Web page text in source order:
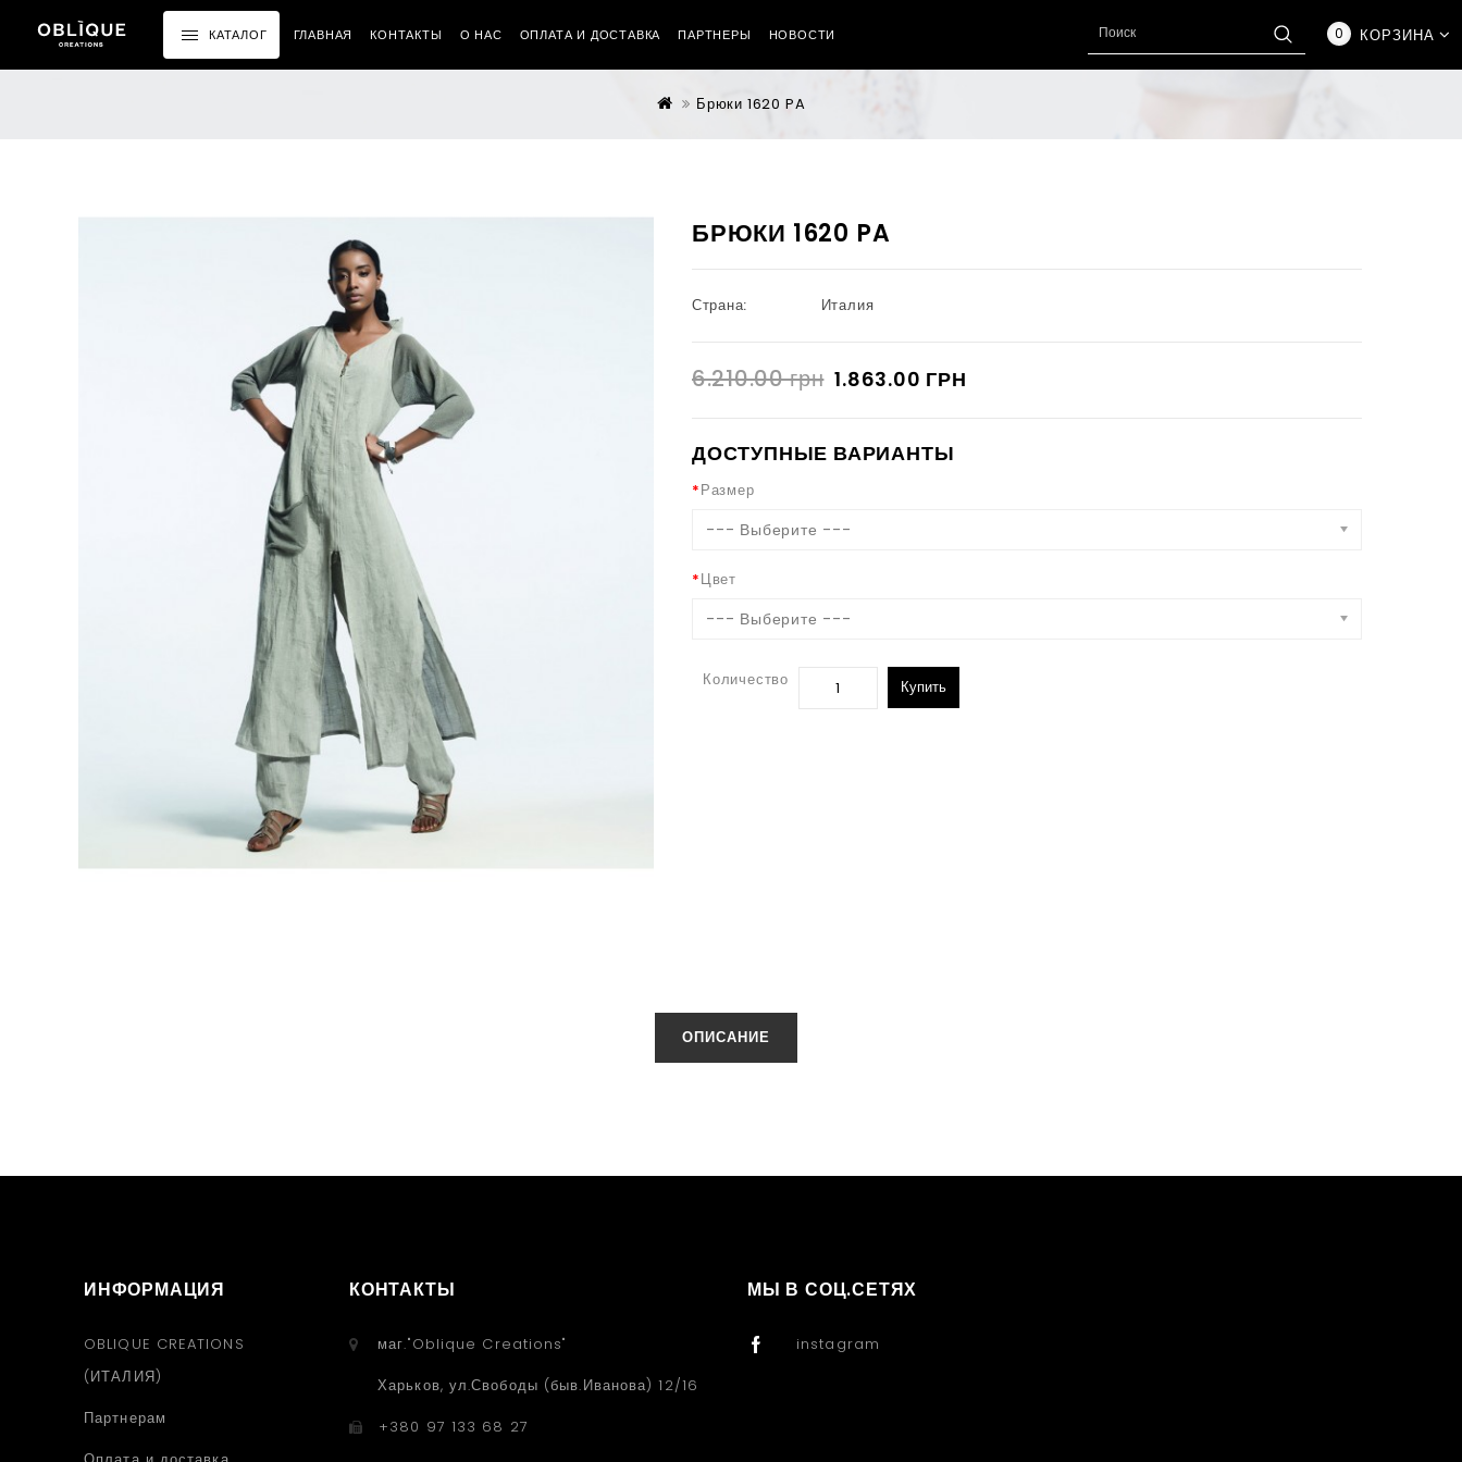
ГЛАВНАЯ КОНТАКТЫ О НАС ОПЛАТА И ДОСТАВКА ПАРТНЕРЫ
КАТАЛОГ НОВОСТИ 0 КОРЗИНА
Брюки 1620 PA
БРЮКИ 1620 PA
Страна: Италия
6.210.00 грн 1.863.00 ГРН
ДОСТУПНЫЕ ВАРИАНТЫ
Размер
--- Выберите ---
Цвет
--- Выберите ---
Количество Купить
ОПИСАНИЕ
ИНФОРМАЦИЯ
OBLIQUE CREATIONS
(ИТАЛИЯ)
Партнерам
КОНТАКТЫ
маг."Oblique Creations"
Харьков, ул.Свободы (быв.Иванова) 12/16
+380 97 133 68 27
МЫ В СОЦ.СЕТЯХ
instagram